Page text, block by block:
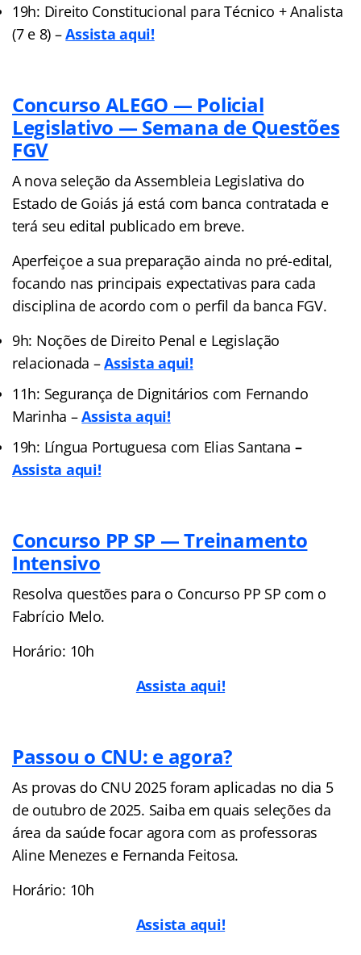
19h: Direito Constitucional para Técnico + Analista
(7 e 8) –Assista aqui!
Concurso ALEGO — Policial
Legislativo — Semana de Questões
FGV
A nova seleção da Assembleia Legislativa do
Estado de Goiás já está com banca contratada e
terá seu edital publicado em breve.
Aperfeiçoe a sua preparação ainda no pré-edital,
focando nas principais expectativas para cada
disciplina de acordo com o perfil da banca FGV.
9h: Noções de Direito Penal e Legislação
relacionada –Assista aqui!
11h: Segurança de Dignitários com Fernando
Marinha –Assista aqui!
19h: Língua Portuguesa com Elias Santana –
Assista aqui!
Concurso PP SP — Treinamento
Intensivo
Resolva questões para o Concurso PP SP com o
Fabrício Melo.
Horário: 10h
Assista aqui!
Passou o CNU: e agora?
As provas do CNU 2025 foram aplicadas no dia 5
de outubro de 2025. Saiba em quais seleções da
área da saúde focar agora com as professoras
Aline Menezes e Fernanda Feitosa.
Horário: 10h
Assista aqui!